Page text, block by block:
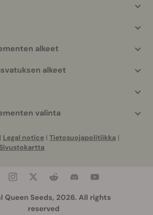
alkeet
alkeet
valinta
| Legal notice | Tietosuojapolitiikka |
Sivustokartta
Queen Seeds, 2026. All rights
reserved